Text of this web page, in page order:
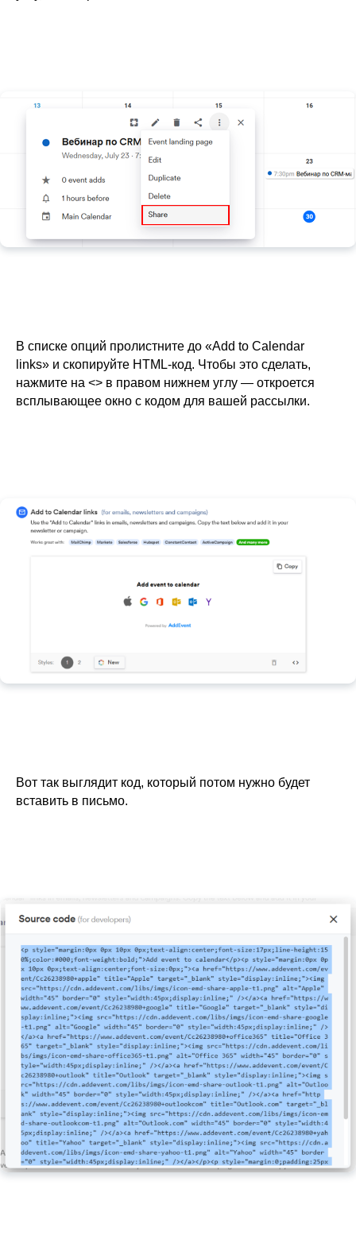
В списке опций пролистните до «Add to Calendar
links» и скопируйте HTML-код. Чтобы это сделать,
нажмите на <> в правом нижнем углу — откроется
всплывающее окно с кодом для вашей рассылки.
Вот так выглядит код, который потом нужно будет
вставить в письмо.